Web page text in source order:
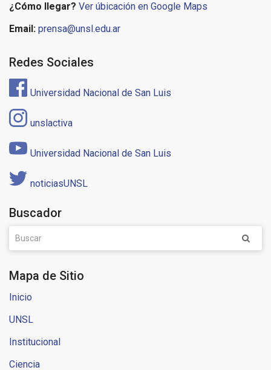
¿Cómo llegar? Ver úbicación en Google Maps
Email: prensa@unsl.edu.ar
Redes Sociales
Universidad Nacional de San Luis
unslactiva
Universidad Nacional de San Luis
noticiasUNSL
Buscador
Mapa de Sitio
Inicio
UNSL
Institucional
Ciencia